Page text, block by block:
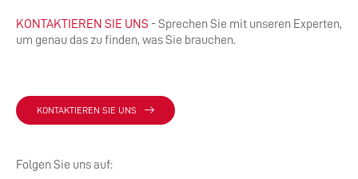
KONTAKTIEREN SIE UNS - Sprechen Sie mit unseren Experten,
um genau das zu finden, was Sie brauchen.
KONTAKTIEREN SIE UNS
Folgen Sie uns auf: